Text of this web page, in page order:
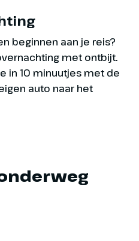
beginnen aan je reis?
met ontbijt.
in 10 minuutjes met de
auto naar het